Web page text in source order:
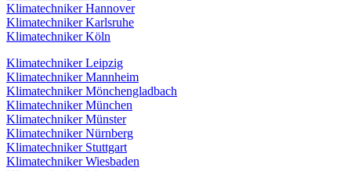
Klimatechniker Hannover
Klimatechniker Karlsruhe
Klimatechniker Köln
Klimatechniker Leipzig
Klimatechniker Mannheim
Klimatechniker Mönchengladbach
Klimatechniker München
Klimatechniker Münster
Klimatechniker Nürnberg
Klimatechniker Stuttgart
Klimatechniker Wiesbaden